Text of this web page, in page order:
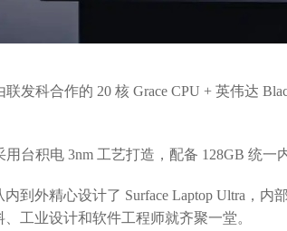
科合作的 20 核 Grace CPU + 英伟达
积电 3nm 工艺打造，配备 128GB 统一
外精心设计了 Surface Laptop Ultra，内
工业设计和软件工程师就齐聚一堂。